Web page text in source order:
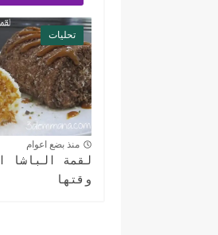
تحليات
منذ بضع اعوام
لقمة الباشا
وقتها